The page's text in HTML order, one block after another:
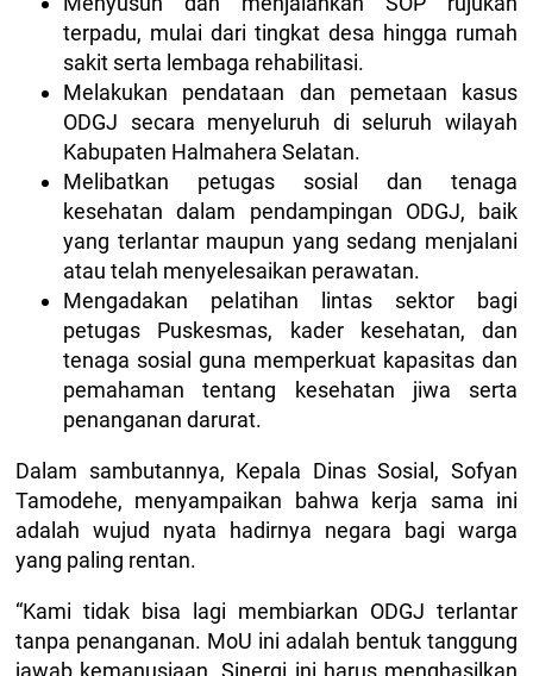
terpadu, mulai dari tingkat desa hingga rumah
sakit serta lembaga rehabilitasi.
Melakukan pendataan dan pemetaan kasus
ODGJ secara menyeluruh di seluruh wilayah
Kabupaten Halmahera Selatan.
Melibatkan petugas sosial dan tenaga
kesehatan dalam pendampingan ODGJ, baik
yang terlantar maupun yang sedang menjalani
atau telah menyelesaikan perawatan.
Mengadakan pelatihan lintas sektor bagi
petugas Puskesmas, kader kesehatan, dan
tenaga sosial guna memperkuat kapasitas dan
pemahaman tentang kesehatan jiwa serta
penanganan darurat.
Dalam sambutannya, Kepala Dinas Sosial, Sofyan
Tamodehe, menyampaikan bahwa kerja sama ini
adalah wujud nyata hadirnya negara bagi warga
yang paling rentan.
“Kami tidak bisa lagi membiarkan ODGJ terlantar
tanpa penanganan. MoU ini adalah bentuk tanggung
jawab kemanusiaan. Sinergi ini harus menghasilkan